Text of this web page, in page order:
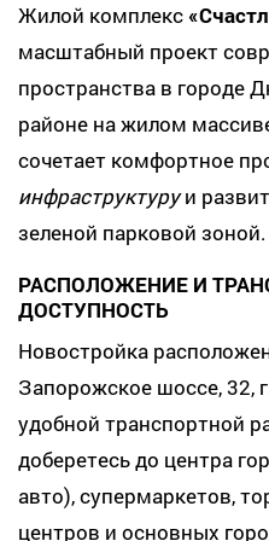
Жилой комплекс
масштабный проект
пространства в городе
районе на жилом
сочетает комфортное
инфраструктуруи
зеленой парковой зоной.
РАСПОЛОЖЕНИЕ И
ДОСТУПНОСТЬ
Новостройка
Запорожское шоссе, 32,
удобной транспортной
доберетесь до центра
авто), супермаркетов,
центров и основных